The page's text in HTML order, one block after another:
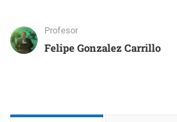
Profesor
Felipe Gonzalez Carrillo